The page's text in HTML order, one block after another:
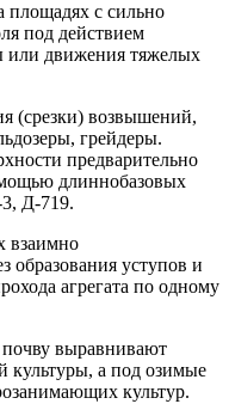
площадях с сильно
под действием
или движения тяжелых
(срезки) возвышений,
грейдеры.
предварительно
длиннобазовых
Д-719.
взаимно
образования уступов и
агрегата по одному
почву выравнивают
культуры, а под озимые
культур.